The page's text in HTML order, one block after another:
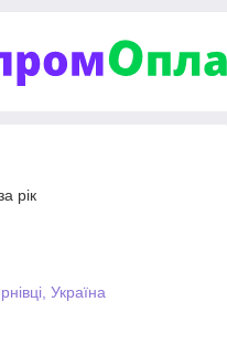
магазином
отримання
рік
Україна